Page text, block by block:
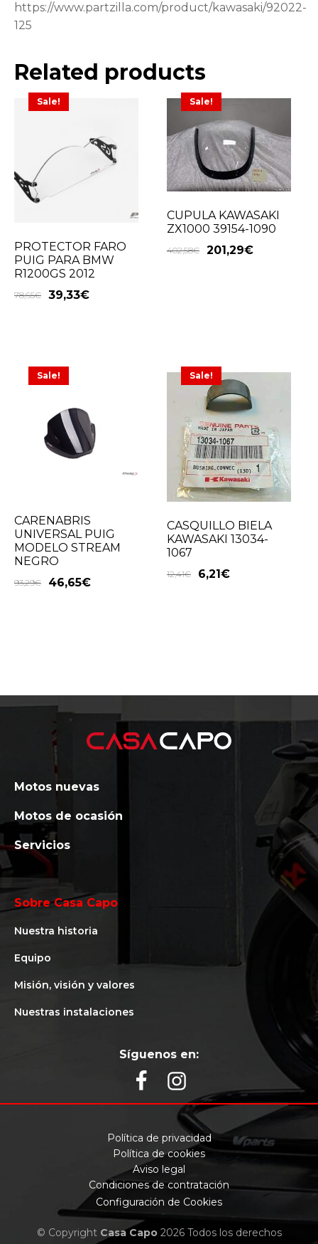
https://www.partzilla.com/product/kawasaki/92022-
125
Related products
Sale!
PROTECTOR FARO
PUIG PARA BMW
R1200GS 2012
78,65€ 39,33€
Sale!
CUPULA KAWASAKI
ZX1000 39154-1090
402,58€ 201,29€
Sale!
CARENABRIS
UNIVERSAL PUIG
MODELO STREAM
NEGRO
93,29€ 46,65€
Sale!
CASQUILLO BIELA
KAWASAKI 13034-
1067
12,41€ 6,21€
Motos nuevas
Motos de ocasión
Servicios
Sobre Casa Capo
Nuestra historia
Equipo
Misión, visión y valores
Nuestras instalaciones
Síguenos en:
© Copyright Casa Capo2026 Todos los derechos
Política de privacidad
Política de cookies
Aviso legal
Condiciones de contratación
Configuración de Cookies